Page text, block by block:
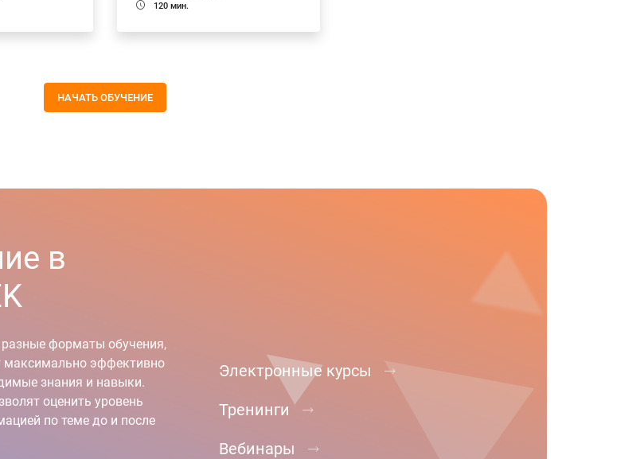
120 мин.
НАЧАТЬ ОБУЧЕНИЕ
в
форматы обучения,
максимально эффективно
знания и навыки.
оценить уровень
по теме до и после
Электронные курсы
Тренинги
Вебинары